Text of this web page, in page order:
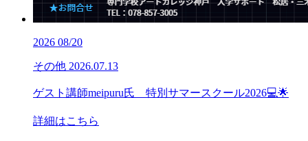
2026 08/20
その他 2026.07.13
ゲスト講師meipuru氏 特別サマースクール2026💻🌟
詳細はこちら